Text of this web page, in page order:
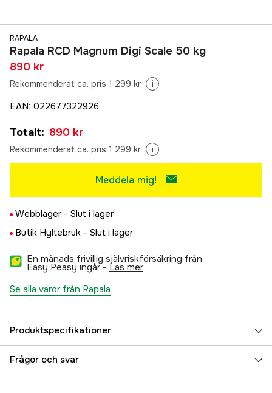
RAPALA
Rapala RCD Magnum Digi Scale 50 kg
890 kr
Rekommenderat ca. pris 1 299 kr i
EAN: 022677322926
Totalt: 890 kr
Rekommenderat ca. pris 1 299 kr i
Meddela mig!
Webblager - Slut i lager
Butik Hyltebruk - Slut i lager
En månads frivillig självriskförsäkring från
Easy Peasy ingår -
läs mer
Se alla varor från Rapala
Produktspecifikationer
Referensnummer 5000015280
Frågor och svar